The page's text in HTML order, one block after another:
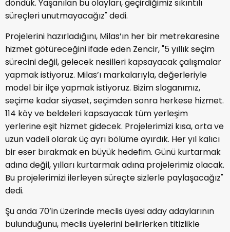
döndük. Yaşanılan bu olayları, geçirdiğimiz sıkıntılı
süreçleri unutmayacağız" dedi.
Projelerini hazırladığını, Milas’ın her bir metrekaresine
hizmet götüreceğini ifade eden Zencir, "5 yıllık seçim
sürecini değil, gelecek nesilleri kapsayacak çalışmalar
yapmak istiyoruz. Milas’ı markalarıyla, değerleriyle
model bir ilçe yapmak istiyoruz. Bizim sloganımız,
seçime kadar siyaset, seçimden sonra herkese hizmet.
114 köy ve beldeleri kapsayacak tüm yerleşim
yerlerine eşit hizmet gidecek. Projelerimizi kısa, orta ve
uzun vadeli olarak üç ayrı bölüme ayırdık. Her yıl kalıcı
bir eser bırakmak en büyük hedefim. Günü kurtarmak
adına değil, yılları kurtarmak adına projelerimiz olacak.
Bu projelerimizi ilerleyen süreçte sizlerle paylaşacağız"
dedi.
Şu anda 70’in üzerinde meclis üyesi aday adaylarının
bulunduğunu, meclis üyelerini belirlerken titizlikle